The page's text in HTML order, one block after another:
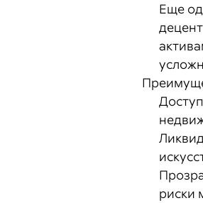
Еще
риски